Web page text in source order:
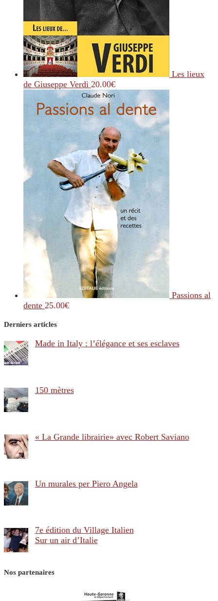
Les lieux
de Giuseppe Verdi 20.00€
Passions al
dente 25.00€
Derniers articles
Made in Italy : l’élégance et ses esclaves
150 mètres
« La Grande librairie» avec Robert Saviano
Un murales per Piero Angela
7e édition du Village Italien
Sur un air d’Italie
Nos partenaires